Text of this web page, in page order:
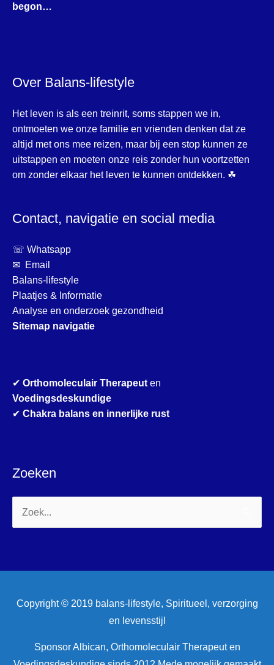
begon…
Over Balans-lifestyle
Het leven is als een treinrit, soms stappen we in,
ontmoeten we onze familie en vrienden denken dat ze
altijd met ons mee reizen, maar bij een stop kunnen ze
uitstappen en moeten onze reis zonder hun voortzetten
om zonder elkaar het leven te kunnen ontdekken. ☘
Contact, navigatie en social media
☏ Whatsapp
✉ Email
Balans-lifestyle
Plaatjes & Informatie
Analyse en onderzoek gezondheid
Sitemap navigatie
✔ Orthomoleculair Therapeuten
Voedingsdeskundige
✔ Chakra balans en innerlijke rust
Zoeken
Zoek
naar:
Copyright © 2019 balans-lifestyle, Spiritueel, verzorging
en levensstijl
Sponsor Albican, Orthomoleculair Therapeut en